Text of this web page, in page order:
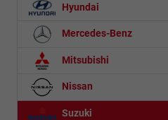
Hyundai
Mercedes-Benz
Mitsubishi
Nissan
Suzuki